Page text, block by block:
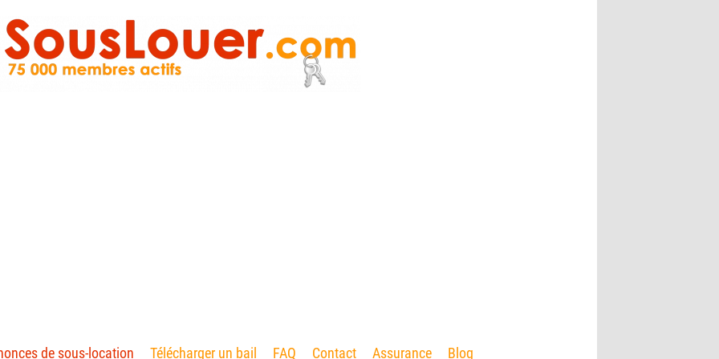
de sous-location Télécharger un bail FAQ Contact Assurance Blog